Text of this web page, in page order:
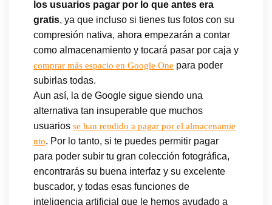
los usuarios pagar por lo que antes era
gratis, ya que incluso si tienes tus fotos con su
compresión nativa, ahora empezarán a contar
como almacenamiento y tocará pasar por caja y
comprar más espacio en Google One para poder
subirlas todas.
Aun así, la de Google sigue siendo una
alternativa tan insuperable que muchos
usuarios se han rendido a pagar por el almacenamie
nto. Por lo tanto, si te puedes permitir pagar
para poder subir tu gran colección fotográfica,
encontrarás su buena interfaz y su excelente
buscador, y todas esas funciones de
inteligencia artificial que le hemos ayudado a